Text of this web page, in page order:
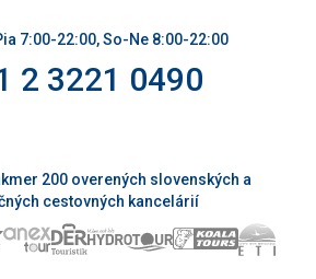
7:00-22:00, So-Ne 8:00-22:00
2 3221 0490
200 overených slovenských a
cestovných kancelárií